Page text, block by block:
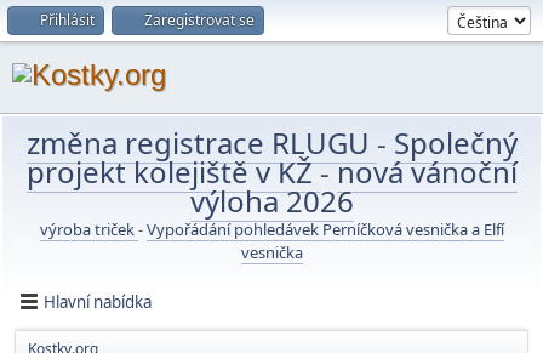
Přihlásit Zaregistrovat se
změna registrace RLUGU - Společný
projekt kolejiště v KŽ-nová vánoční
výloha 2026
výroba triček-Vypořádání pohledávek Perníčková vesnička a Elfí
vesnička
Hlavní nabídka
Kostky.org